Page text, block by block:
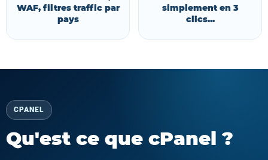
WAF, filtres traffic par
pays
simplement en 3
clics...
CPANEL
Qu'est ce que cPanel ?